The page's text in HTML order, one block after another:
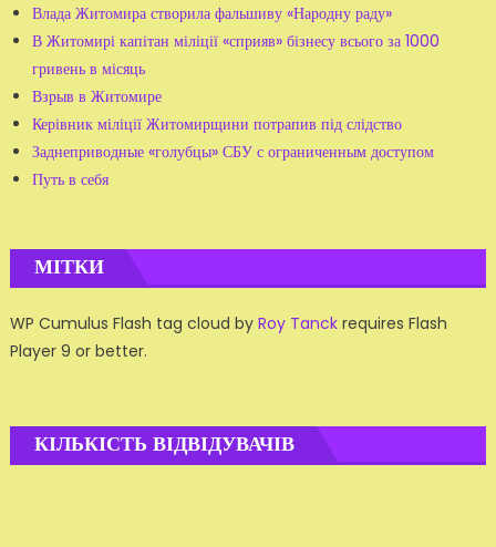
Влада Житомира створила фальшиву «Народну раду»
В Житомирі капітан міліції «сприяв» бізнесу всього за 1000
гривень в місяць
Взрыв в Житомире
Керівник міліції Житомирщини потрапив під слідство
Заднеприводные «голубцы» СБУ с ограниченным доступом
Путь в себя
МІТКИ
WP Cumulus Flash tag cloud by Roy Tanckrequires Flash
Player 9 or better.
КІЛЬКІСТЬ ВІДВІДУВАЧІВ